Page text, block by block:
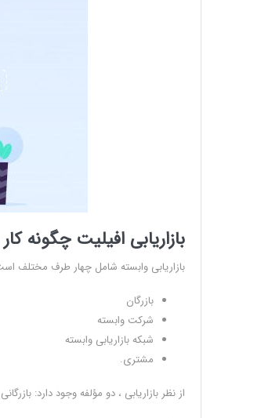
بازاریابی افیلیت چگونه
بازاریابی وابسته شامل چهار طرف مختلف
بازرگان
شرکت وابسته
شبکه بازاریابی وابسته
مشتری.
از نظر بازاریابی ، دو مؤلفه وجود دارد: